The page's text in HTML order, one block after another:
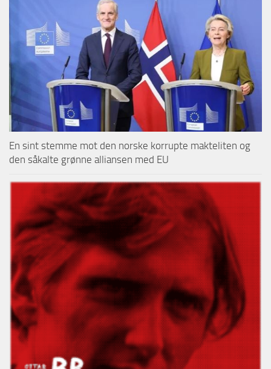
En sint stemme mot den norske korrupte makteliten og
den såkalte grønne alliansen med EU